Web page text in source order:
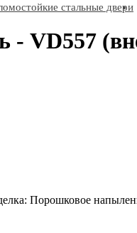
стальные двери
- VD557
Порошковое